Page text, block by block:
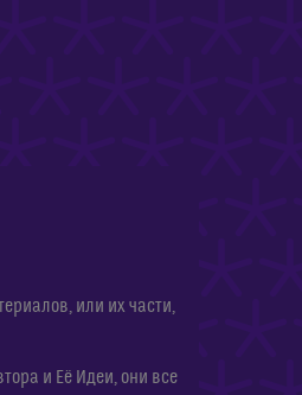
или их части,
и Её Идеи, они все